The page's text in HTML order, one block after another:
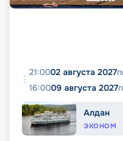
21:0002 августа 2027
16:0009 августа 2027
Алдан
ЭКОНОМ